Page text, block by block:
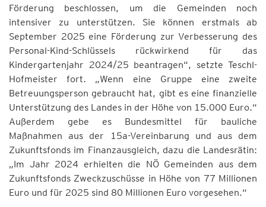
Förderung beschlossen, um die Gemeinden noch
intensiver zu unterstützen. Sie können erstmals ab
September 2025 eine Förderung zur Verbesserung des
Personal-Kind-Schlüssels rückwirkend für das
Kindergartenjahr 2024/25 beantragen“, setzte Teschl-
Hofmeister fort. „Wenn eine Gruppe eine zweite
Betreuungsperson gebraucht hat, gibt es eine finanzielle
Unterstützung des Landes in der Höhe von 15.000 Euro.“
Außerdem gebe es Bundesmittel für bauliche
Maßnahmen aus der 15a-Vereinbarung und aus dem
Zukunftsfonds im Finanzausgleich, dazu die Landesrätin:
„Im Jahr 2024 erhielten die NÖ Gemeinden aus dem
Zukunftsfonds Zweckzuschüsse in Höhe von 77 Millionen
Euro und für 2025 sind 80 Millionen Euro vorgesehen.“